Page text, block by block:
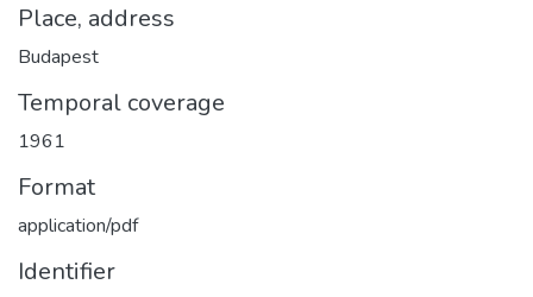
Place, address
Budapest
Temporal coverage
1961
Format
application/pdf
Identifier